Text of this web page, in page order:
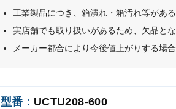
工業製品につき、箱潰れ・箱汚れ等があ
実店舗でも取り扱いがあるため、欠品と
メーカー都合により今後値上がりする場
型番： UCTU208-600